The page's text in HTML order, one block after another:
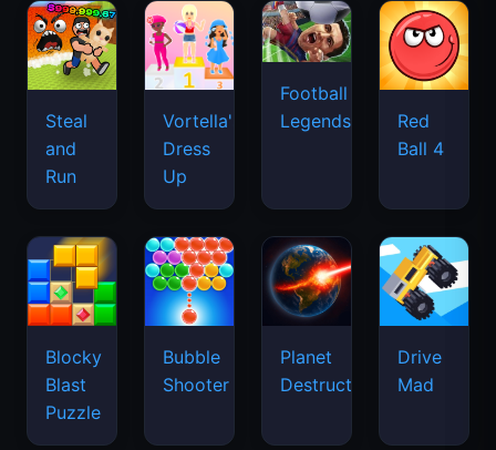
Steal
and
Run
Vortella's
Dress
Up
Football
Legends
Red
Ball 4
Blocky
Blast
Puzzle
Bubble
Shooter
Planet
Destruction
Drive
Mad